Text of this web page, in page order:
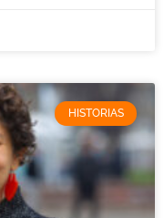
HISTORIAS